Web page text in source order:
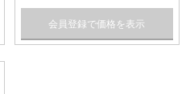
会員登録で価格を表示